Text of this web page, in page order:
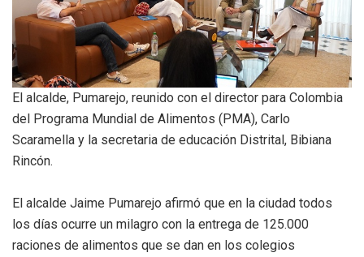
El alcalde, Pumarejo, reunido con el director para Colombia
del Programa Mundial de Alimentos (PMA), Carlo
Scaramella y la secretaria de educación Distrital, Bibiana
Rincón.
El alcalde Jaime Pumarejo afirmó que en la ciudad todos
los días ocurre un milagro con la entrega de 125.000
raciones de alimentos que se dan en los colegios